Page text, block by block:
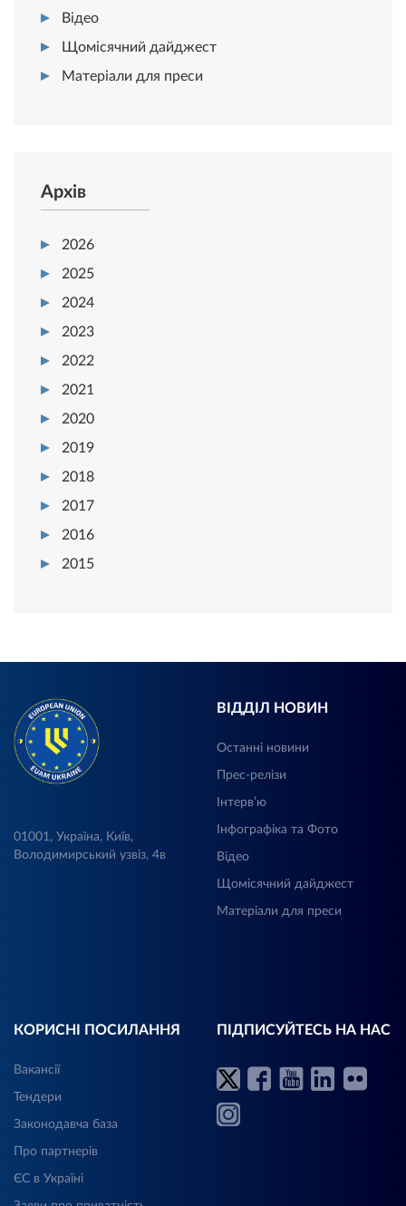
Відео
Щомісячний дайджест
Матеріали для преси
Архів
2026
2025
2024
2023
2022
2021
2020
2019
2018
2017
2016
2015
01001, Україна, Київ,
Володимирський узвіз, 4в
ВІДДІЛ НОВИН
Останні новини
Прес-релізи
Інтерв’ю
Інфографіка та Фото
Відео
Щомісячний дайджест
Матеріали для преси
КОРИСНІ ПОСИЛАННЯ
Вакансії
Тендери
Законодавча база
Про партнерів
ЄС в Україні
ПІДПИСУЙТЕСЬ НА НАС